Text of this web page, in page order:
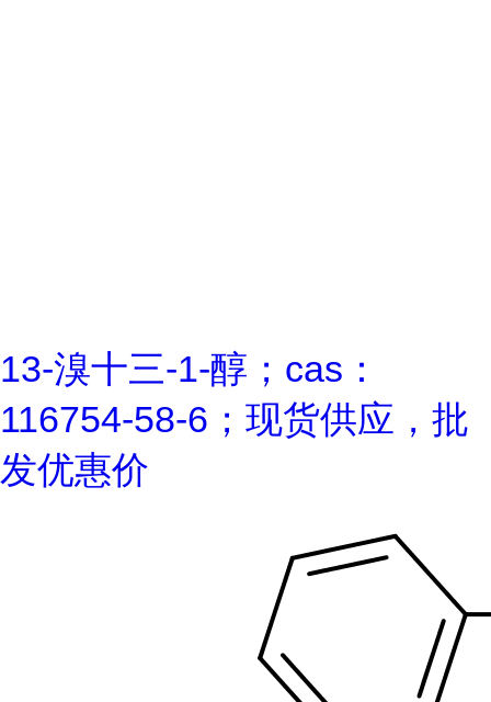
13-溴十三-1-醇；cas：
116754-58-6；现货供应，批
发优惠价